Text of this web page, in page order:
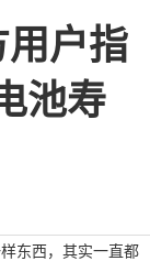
户指
池寿
东西，其实一直都